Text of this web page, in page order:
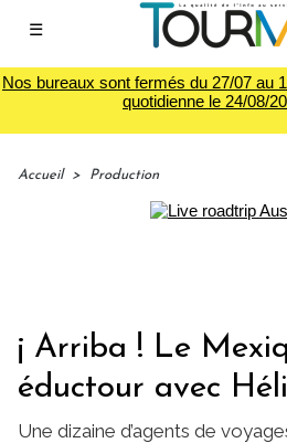
☰
Nos bureaux sont fermés du 27/07 au
quotidienne le 24/08/
Accueil > Production
¡ Arriba ! Le
éductour avec
Une dizaine d’agents de